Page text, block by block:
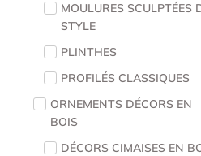
MOULURES SCULPTÉES
STYLE
PLINTHES
PROFILÉS CLASSIQUES
ORNEMENTS DÉCORS EN
BOIS
DÉCORS CIMAISES EN